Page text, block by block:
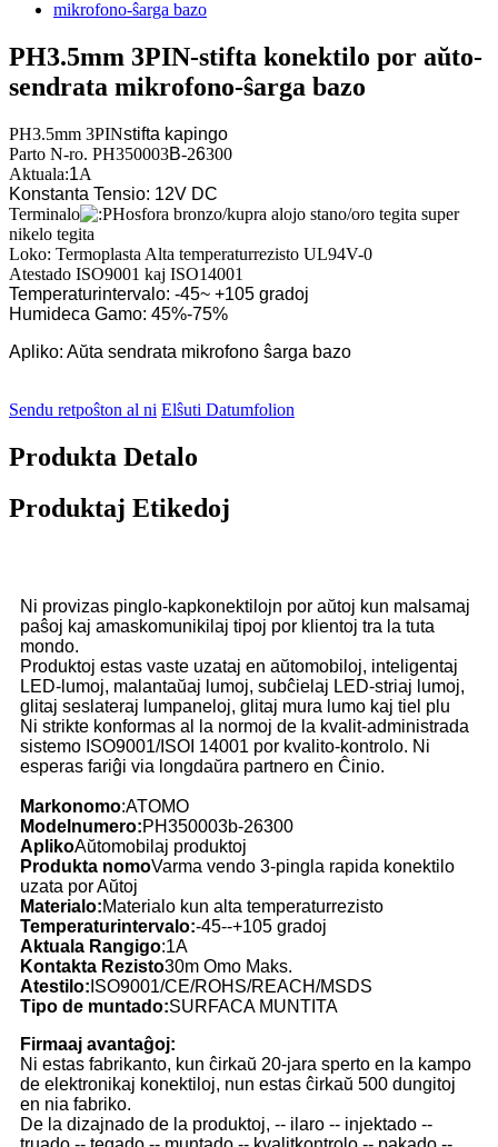
PH3.5mm 3PIN-stifta konektilo por aŭto-
sendrata mikrofono-ŝarga bazo
PH3.5mm 3PINstifta kapingo
Parto N-ro. PH350003B-26300
Aktuala:1A
Konstanta Tensio: 12V DC
Terminalo
Hosfora bronzo/kupra alojo stano/oro tegita super
nikelo tegita
Loko: Termoplasta Alta temperaturrezisto UL94V-0
Atestado ISO9001 kaj ISO14001
Temperaturintervalo: -45~ +105 gradoj
Humideca Gamo: 45%-75%
Apliko: Aŭta sendrata mikrofono ŝarga bazo
Sendu retpoŝton al ni Elŝuti Datumfolion
Produkta Detalo
Produktaj Etikedoj
Ni provizas pinglo-kapkonektilojn por aŭtoj kun malsamaj
paŝoj kaj amaskomunikilaj tipoj por klientoj tra la tuta
mondo.
Produktoj estas vaste uzataj en aŭtomobiloj, inteligentaj
LED-lumoj, malantaŭaj lumoj, subĉielaj LED-striaj lumoj,
glitaj seslateraj lumpaneloj, glitaj mura lumo kaj tiel plu
Ni strikte konformas al la normoj de la kvalit-administrada
sistemo ISO9001/ISOI 14001 por kvalito-kontrolo. Ni
esperas fariĝi via longdaŭra partnero en Ĉinio.
Markonomo:ATOMO
Modelnumero:PH350003b-26300
AplikoAŭtomobilaj produktoj
Produkta nomoVarma vendo 3-pingla rapida konektilo
uzata por Aŭtoj
Materialo:Materialo kun alta temperaturrezisto
Temperaturintervalo:-45--+105 gradoj
Aktuala Rangigo:1A
Kontakta Rezisto30m Omo Maks.
Atestilo: ISO9001/CE/ROHS/REACH/MSDS
Tipo de muntado:SURFACA MUNTITA
Firmaaj avantaĝoj:
Ni estas fabrikanto, kun ĉirkaŭ 20-jara sperto en la kampo
de elektronikaj konektiloj, nun estas ĉirkaŭ 500 dungitoj
en nia fabriko.
De la dizajnado de la produktoj, -- ilaro -- injektado --